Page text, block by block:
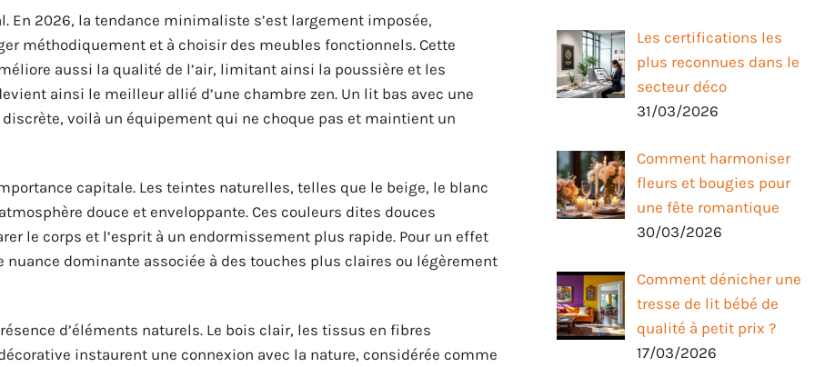
En 2026, la tendance minimaliste s’est largement imposée,
méthodiquement et à choisir des meubles fonctionnels. Cette
aussi la qualité de l’air, limitant ainsi la poussière et les
ainsi le meilleur allié d’une chambre zen. Un lit bas avec une
voilà un équipement qui ne choque pas et maintient un
capitale. Les teintes naturelles, telles que le beige, le blanc
douce et enveloppante. Ces couleurs dites douces
le corps et l’esprit à un endormissement plus rapide. Pour un effet
dominante associée à des touches plus claires ou légèrement
d’éléments naturels. Le bois clair, les tissus en fibres
instaurent une connexion avec la nature, considérée comme
Les certifications les
plus reconnues dans le
secteur déco
31/03/2026
Comment harmoniser
fleurs et bougies pour
une fête romantique
30/03/2026
Comment dénicher une
tresse de lit bébé de
qualité à petit prix ?
17/03/2026